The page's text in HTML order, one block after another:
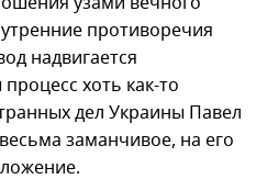
противоречия
надвигается
хоть как-то
дел Украины Павел
заманчивое, на его